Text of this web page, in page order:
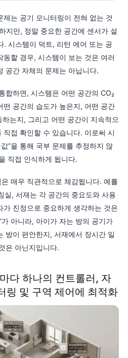
는 공기 모니터링이 전혀 없는 것
지만, 정말 중요한 공간에 센서가 설
. 시스템이 덕트, 리턴 에어 또는 공
할 경우, 시스템이 보는 것은 여러
공간 자체의 문제는 아닙니다.
합하면, 시스템은 어떤 공간의 CO₂
떤 공간의 습도가 높은지, 어떤 공간
는지, 그리고 어떤 공간이 지속적으
직접 확인할 수 있습니다. 이로써 시
”을 통해 국부 문제를 추정하지 않
직접 인식하게 됩니다.
매우 직관적으로 체감됩니다. 예를
실, 서재는 각 공간의 중요도와 사용
가 진정으로 중요하게 생각하는 것은
아니라, 아이가 자는 방의 공기가
방이 편안한지, 서재에서 장시간 일
은 아닌지입니다.
다 하나의 컨트롤러, 자
링 및 구역 제어에 최적화